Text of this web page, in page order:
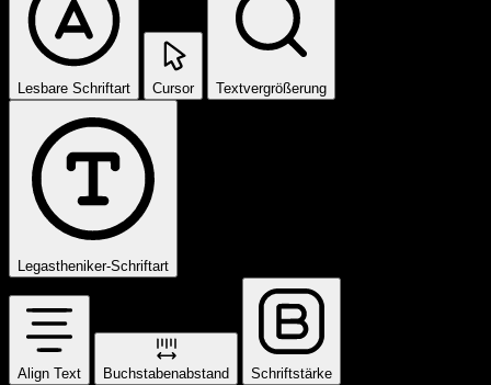
Lesbare Schriftart Cursor Textvergrößerung
Legastheniker-Schriftart
Align Text Buchstabenabstand Schriftstärke